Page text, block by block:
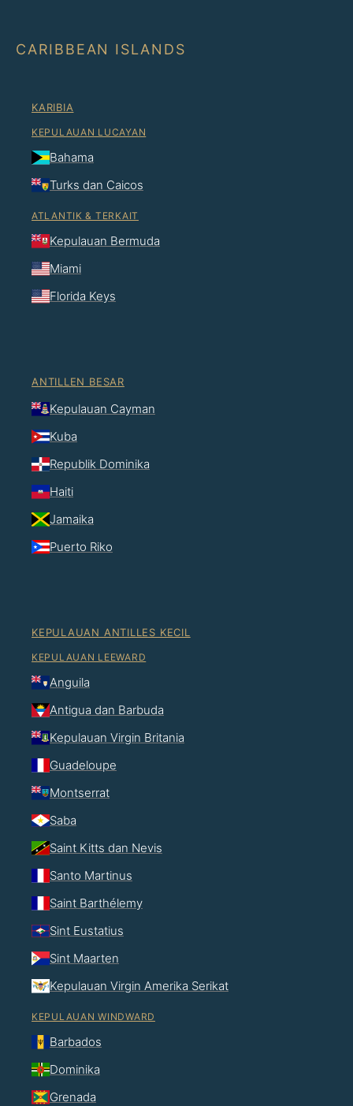
CARIBBEAN ISLANDS
KARIBIA
KEPULAUAN LUCAYAN
Bahama
Turks dan Caicos
ATLANTIK & TERKAIT
Kepulauan Bermuda
Miami
Florida Keys
ANTILLEN BESAR
Kepulauan Cayman
Kuba
Republik Dominika
Haiti
Jamaika
Puerto Riko
KEPULAUAN ANTILLES KECIL
KEPULAUAN LEEWARD
Anguila
Antigua dan Barbuda
Kepulauan Virgin Britania
Guadeloupe
Montserrat
Saba
Saint Kitts dan Nevis
Santo Martinus
Saint Barthélemy
Sint Eustatius
Sint Maarten
Kepulauan Virgin Amerika Serikat
KEPULAUAN WINDWARD
Barbados
Dominika
Grenada